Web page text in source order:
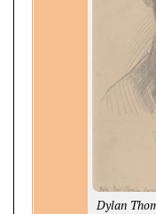
Dylan